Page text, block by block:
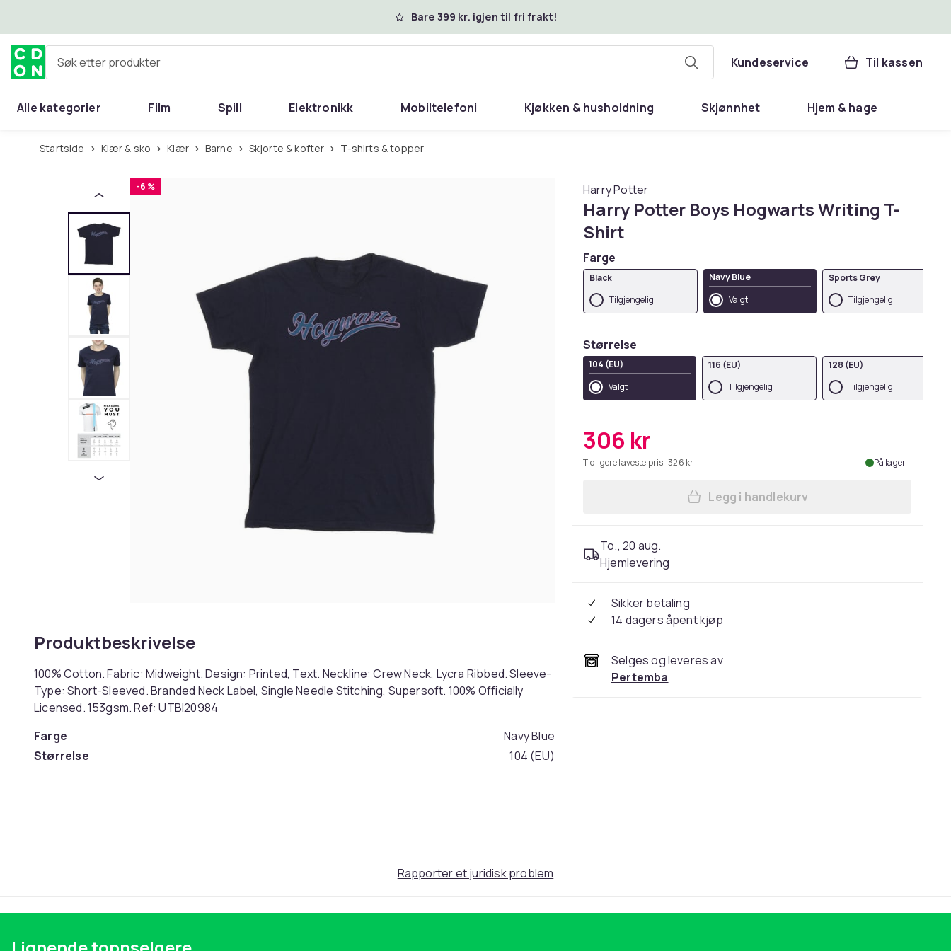
Bare 399 kr. igjen til fri frakt!
Søk etter produkter Kundeservice Til kassen
Alle kategorier Film Spill Elektronikk Mobiltelefoni Kjøkken & husholdning Skjønnhet Hjem & hage
Startside Klær & sko Klær Barne Skjorte & kofter T-shirts & topper
-6 %
Produktbeskrivelse
100% Cotton. Fabric: Midweight. Design: Printed, Text. Neckline: Crew Neck, Lycra Ribbed. Sleeve-
Type: Short-Sleeved. Branded Neck Label, Single Needle Stitching, Supersoft. 100% Officially
Licensed. 153gsm. Ref: UTBI20984
Farge
Navy Blue
Størrelse
104 (EU)
Harry Potter
Harry Potter Boys Hogwarts Writing T-
Shirt
Farge
Black
Tilgjengelig
Navy Blue
Valgt
Sports Grey
Tilgjengelig
Størrelse
104 (EU)
Valgt
116 (EU)
Tilgjengelig
128 (EU)
Tilgjengelig
306 kr
Tidligere laveste pris: 326 kr På lager
Legg Harry Potter Boys Hogwarts
Legg i handlekurv
To., 20 aug.
Hjemlevering
Sikker betaling
14 dagers åpent kjøp
Selges og leveres av
Pertemba
Rapporter et juridisk problem